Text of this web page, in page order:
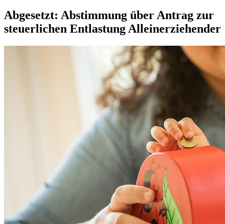
Abgesetzt: Abstimmung über Antrag zur
steuerlichen Entlastung Alleinerziehender